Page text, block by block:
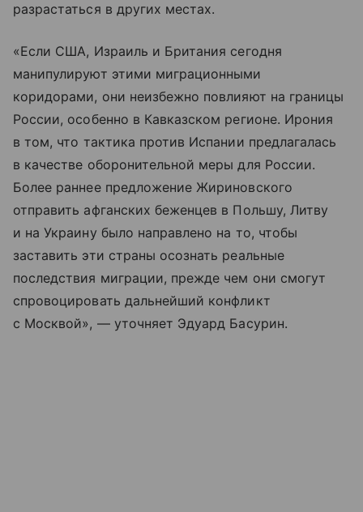
разрастаться в других местах.
«Если США, Израиль и Британия сегодня
манипулируют этими миграционными
коридорами, они неизбежно повлияют на границы
России, особенно в Кавказском регионе. Ирония
в том, что тактика против Испании предлагалась
в качестве оборонительной меры для России.
Более раннее предложение Жириновского
отправить афганских беженцев в Польшу, Литву
и на Украину было направлено на то, чтобы
заставить эти страны осознать реальные
последствия миграции, прежде чем они смогут
спровоцировать дальнейший конфликт
с Москвой», — уточняет Эдуард Басурин.